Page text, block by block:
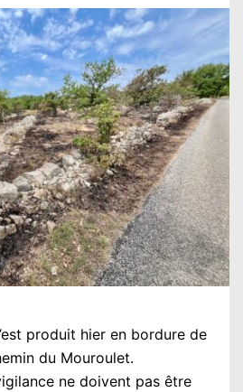
produit hier en bordure de
du Mouroulet.
ne doivent pas être